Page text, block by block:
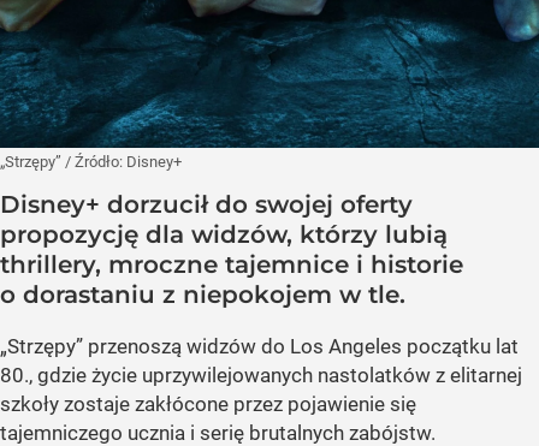
„Strzępy” / Źródło: Disney+
Disney+ dorzucił do swojej oferty
propozycję dla widzów, którzy lubią
thrillery, mroczne tajemnice i historie
o dorastaniu z niepokojem w tle.
„Strzępy” przenoszą widzów do Los Angeles początku lat
80., gdzie życie uprzywilejowanych nastolatków z elitarnej
szkoły zostaje zakłócone przez pojawienie się
tajemniczego ucznia i serię brutalnych zabójstw.